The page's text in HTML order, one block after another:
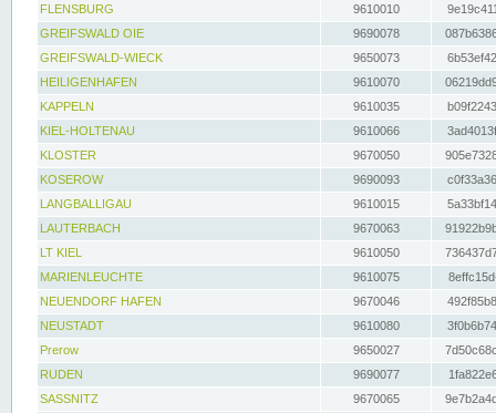
FLENSBURG
9610010
GREIFSWALD OIE
9690078
GREIFSWALD-WIECK
9650073
HEILIGENHAFEN
9610070
KAPPELN
9610035
KIEL-HOLTENAU
9610066
KLOSTER
9670050
KOSEROW
9690093
LANGBALLIGAU
9610015
LAUTERBACH
9670063
LT KIEL
9610050
MARIENLEUCHTE
9610075
NEUENDORF HAFEN
9670046
NEUSTADT
9610080
Prerow
9650027
RUDEN
9690077
SASSNITZ
9670065